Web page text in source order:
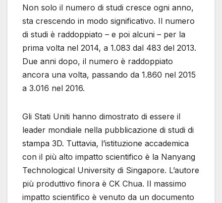
Non solo il numero di studi cresce ogni anno,
sta crescendo in modo significativo. Il numero
di studi è raddoppiato – e poi alcuni – per la
prima volta nel 2014, a 1.083 dal 483 del 2013.
Due anni dopo, il numero è raddoppiato
ancora una volta, passando da 1.860 nel 2015
a 3.016 nel 2016.
Gli Stati Uniti hanno dimostrato di essere il
leader mondiale nella pubblicazione di studi di
stampa 3D. Tuttavia, l’istituzione accademica
con il più alto impatto scientifico è la Nanyang
Technological University di Singapore. L’autore
più produttivo finora è CK Chua. Il massimo
impatto scientifico è venuto da un documento